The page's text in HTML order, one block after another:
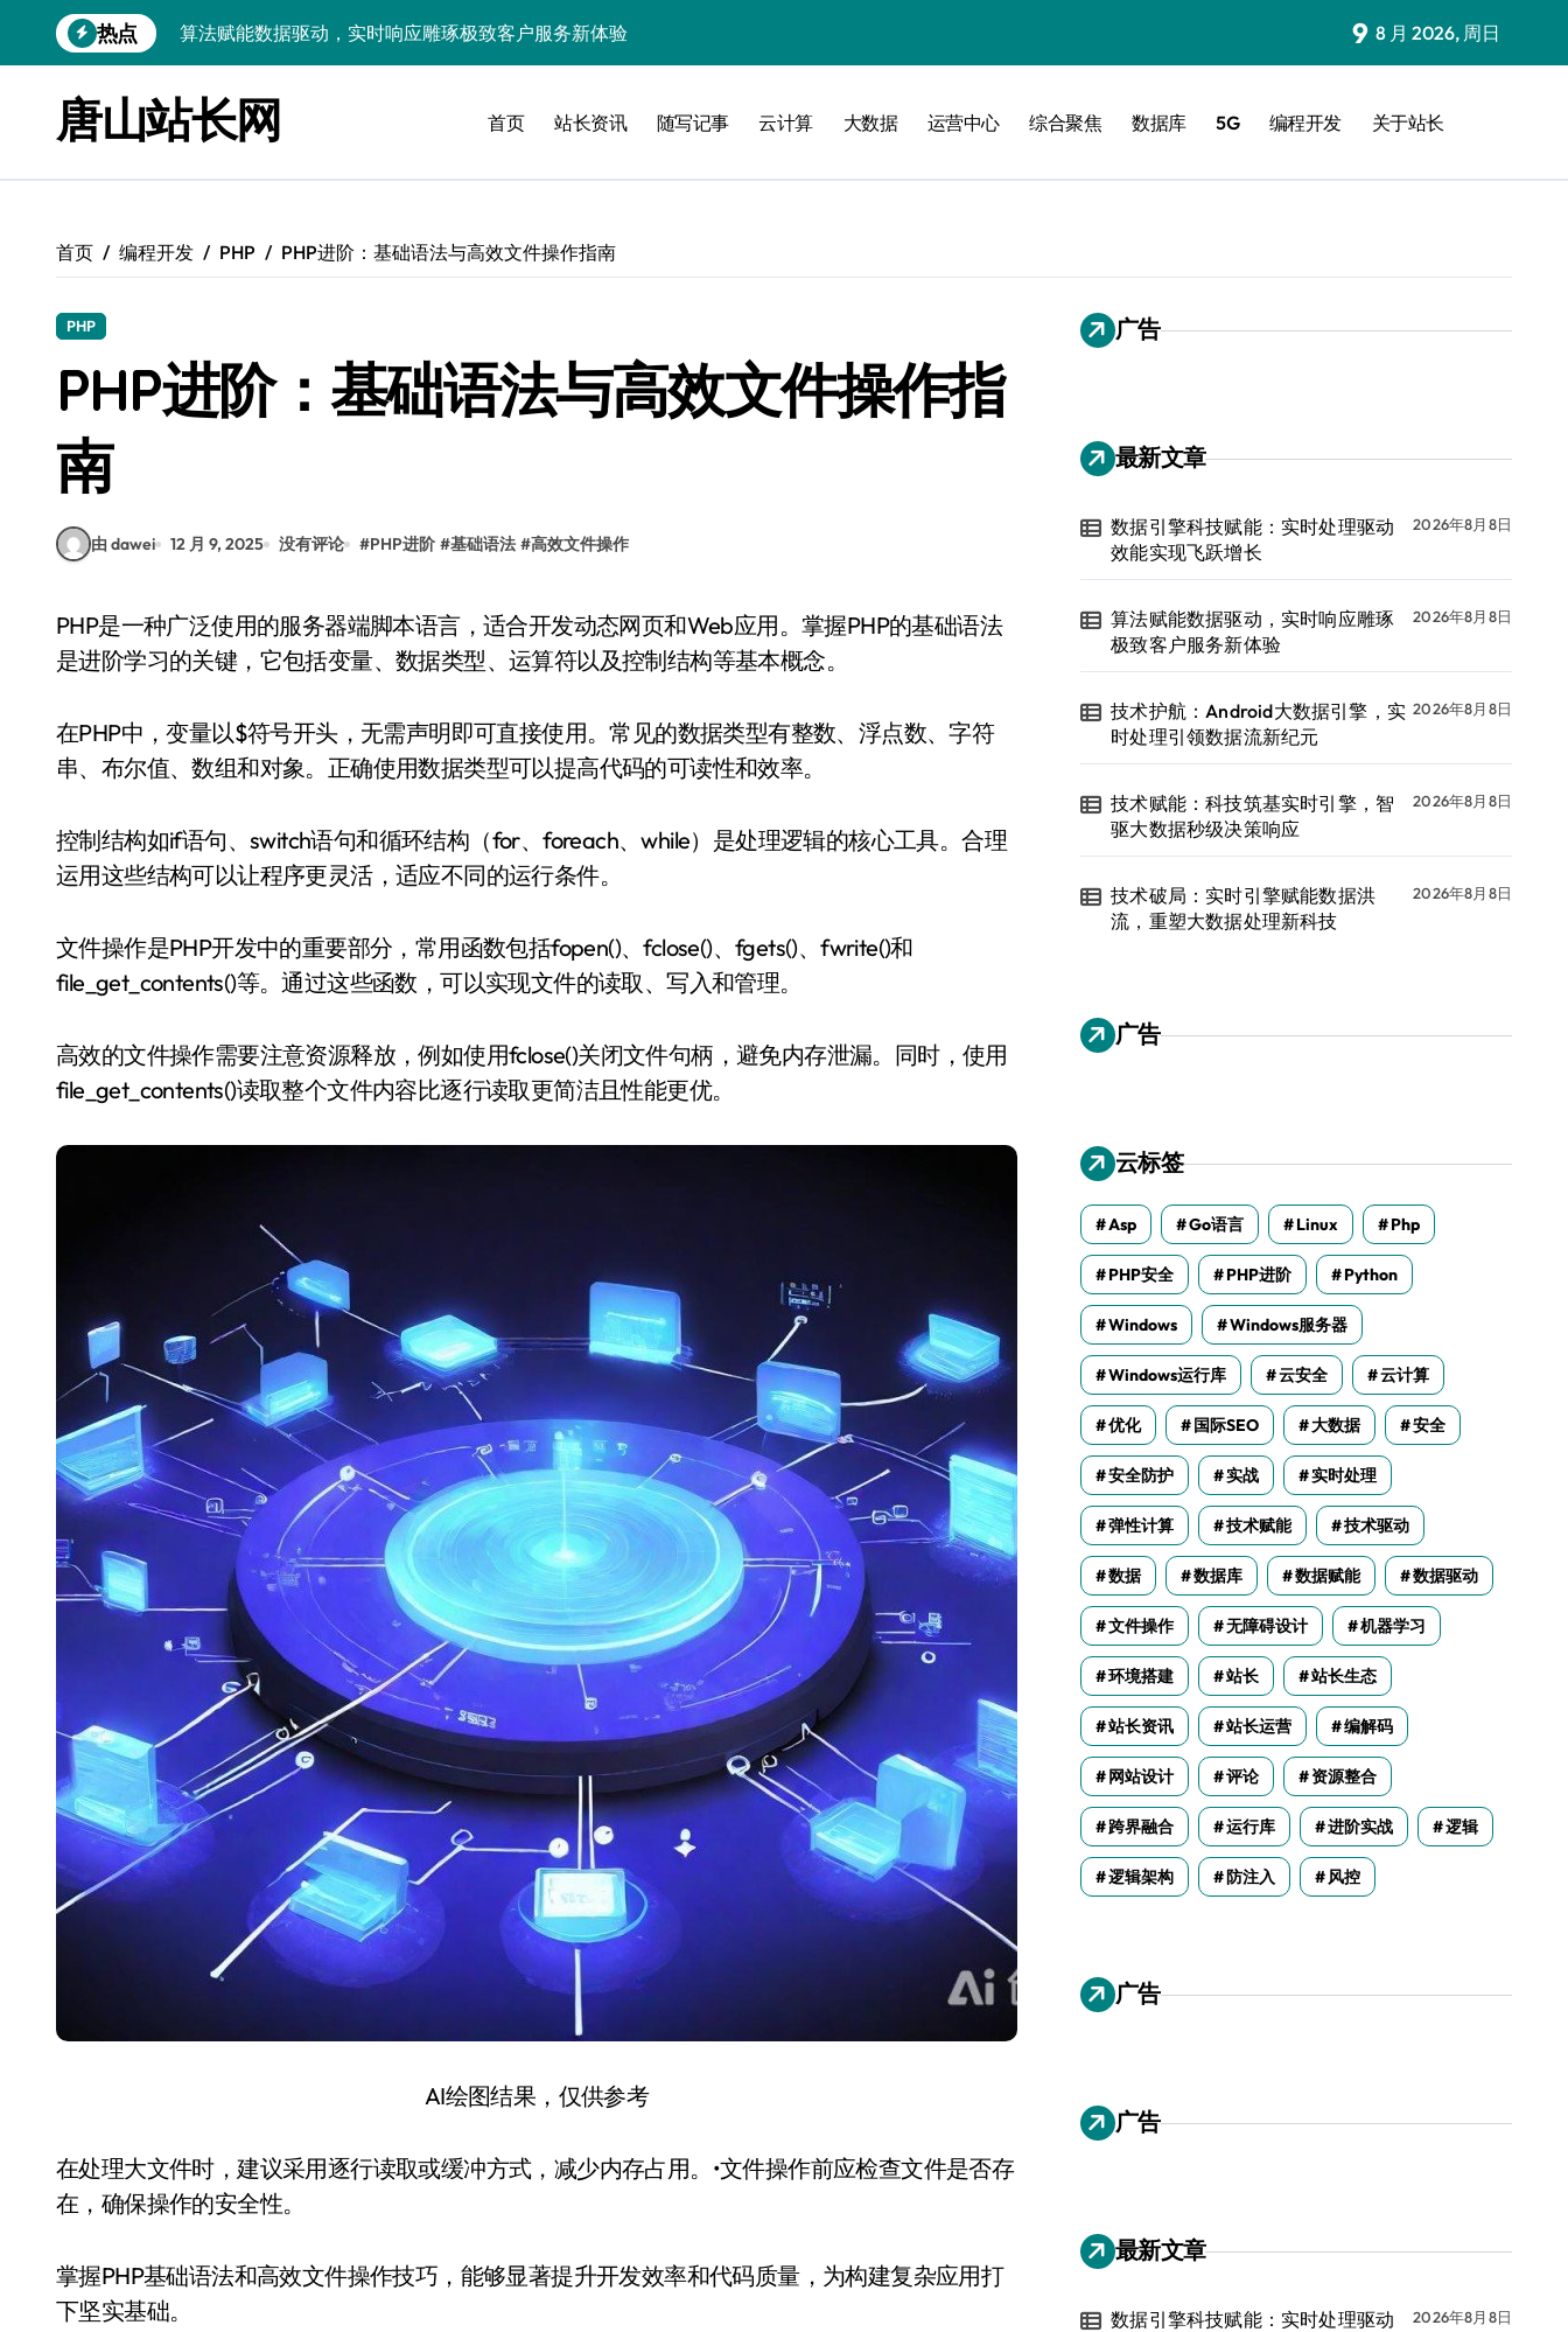
到
热点
技术赋能：科技筑基实时引擎，智驱大数据秒级决策响应
技术破局：实时引擎赋能数据洪流，重塑大数据处理新科技
技术赋能：实时数据处理引擎驱动企业大数据科技新飞跃
Go语言赋能大数据：实时引擎构建与科技驱动的性能优化术
9 8 月 2026, 周日
唐山站长网 首页 站长资讯 随写记事 云计算 大数据 运营中心 综合聚焦 数据库 5G 编程开发 关于站长
首页 编程开发 PHP PHP进阶：基础语法与高效文件操作指南
PHP
PHP进阶：基础语法与高效文件操作指
南
由 dawei 12 月 9, 2025 没有评论 #PHP进阶 #基础语法 #高效文件操作
PHP是一种广泛使用的服务器端脚本语言，适合开发动态网页和Web应用。掌握PHP的基础语法
是进阶学习的关键，它包括变量、数据类型、运算符以及控制结构等基本概念。
在PHP中，变量以$符号开头，无需声明即可直接使用。常见的数据类型有整数、浮点数、字符
串、布尔值、数组和对象。正确使用数据类型可以提高代码的可读性和效率。
控制结构如if语句、switch语句和循环结构（for、foreach、while）是处理逻辑的核心工具。合理
运用这些结构可以让程序更灵活，适应不同的运行条件。
文件操作是PHP开发中的重要部分，常用函数包括fopen()、fclose()、fgets()、fwrite()和
file_get_contents()等。通过这些函数，可以实现文件的读取、写入和管理。
高效的文件操作需要注意资源释放，例如使用fclose()关闭文件句柄，避免内存泄漏。同时，使用
file_get_contents()读取整个文件内容比逐行读取更简洁且性能更优。
AI绘图结果，仅供参考
在处理大文件时，建议采用逐行读取或缓冲方式，减少内存占用。•文件操作前应检查文件是否存
在，确保操作的安全性。
掌握PHP基础语法和高效文件操作技巧，能够显著提升开发效率和代码质量，为构建复杂应用打
下坚实基础。
广告
最新文章
数据引擎科技赋能：实时处理驱动
效能实现飞跃增长
2026年8月8日
算法赋能数据驱动，实时响应雕琢
极致客户服务新体验
2026年8月8日
技术护航：Android大数据引擎，实
时处理引领数据流新纪元
2026年8月8日
技术赋能：科技筑基实时引擎，智
驱大数据秒级决策响应
2026年8月8日
技术破局：实时引擎赋能数据洪
流，重塑大数据处理新科技
2026年8月8日
广告
云标签
Asp Go语言 Linux Php
PHP安全 PHP进阶 Python
Windows Windows服务器
Windows运行库 云安全 云计算
优化 国际SEO 大数据 安全
安全防护 实战 实时处理
弹性计算 技术赋能 技术驱动
数据 数据库 数据赋能 数据驱动
文件操作 无障碍设计 机器学习
环境搭建 站长 站长生态
站长资讯 站长运营 编解码
网站设计 评论 资源整合
跨界融合 运行库 进阶实战 逻辑
逻辑架构 防注入 风控
广告
广告
最新文章
数据引擎科技赋能：实时处理驱动
2026年8月8日